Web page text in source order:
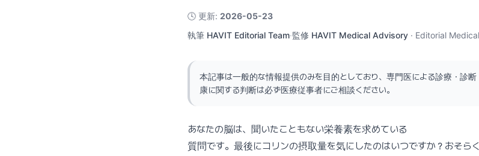
🕓 更新: 2026-05-23
執筆 HAVIT Editorial Team·監修 HAVIT Medical Advisory · Editorial
本記事は一般的な情報提供のみを目的としており、専門医による診療・診断
康に関する判断は必ず医療従事者にご相談ください。
あなたの脳は、聞いたこともない栄養素を求めている
質問です。最後にコリンの摂取量を気にしたのはいつですか？おそらく